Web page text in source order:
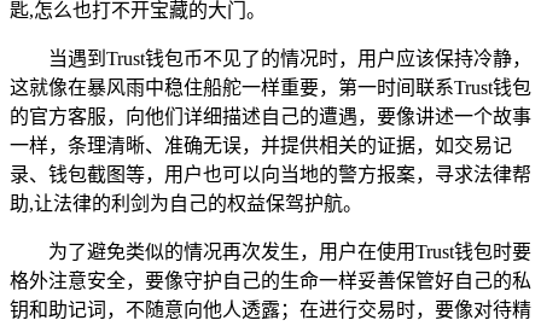
匙,怎么也打不开宝藏的大门。
当遇到Trust钱包币不见了的情况时，用户应该保持冷静，
这就像在暴风雨中稳住船舵一样重要，第一时间联系Trust钱包
的官方客服，向他们详细描述自己的遭遇，要像讲述一个故事
一样，条理清晰、准确无误，并提供相关的证据，如交易记
录、钱包截图等，用户也可以向当地的警方报案，寻求法律帮
助,让法律的利剑为自己的权益保驾护航。
为了避免类似的情况再次发生，用户在使用Trust钱包时要
格外注意安全，要像守护自己的生命一样妥善保管好自己的私
钥和助记词，不随意向他人透露；在进行交易时，要像对待精